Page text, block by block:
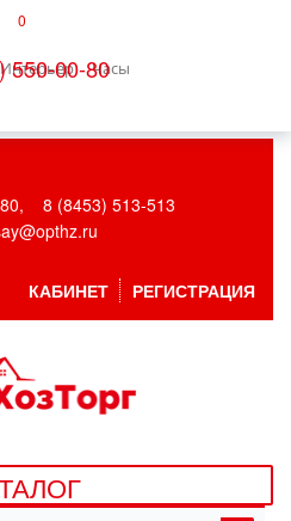
0
550-00-80
Интерьер
Часы
8 (8453) 513-513
КАБИНЕТ РЕГИСТРАЦИЯ